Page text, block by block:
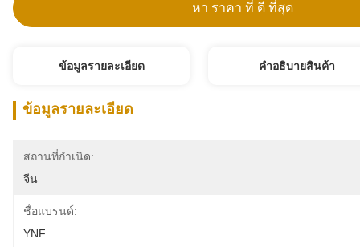
หา ราคา ที่ ดี ที่สุด
ข้อมูลรายละเอียด คําอธิบายสินค้า
ข้อมูลรายละเอียด
สถานที่กำเนิด:
จีน
ชื่อแบรนด์:
YNF